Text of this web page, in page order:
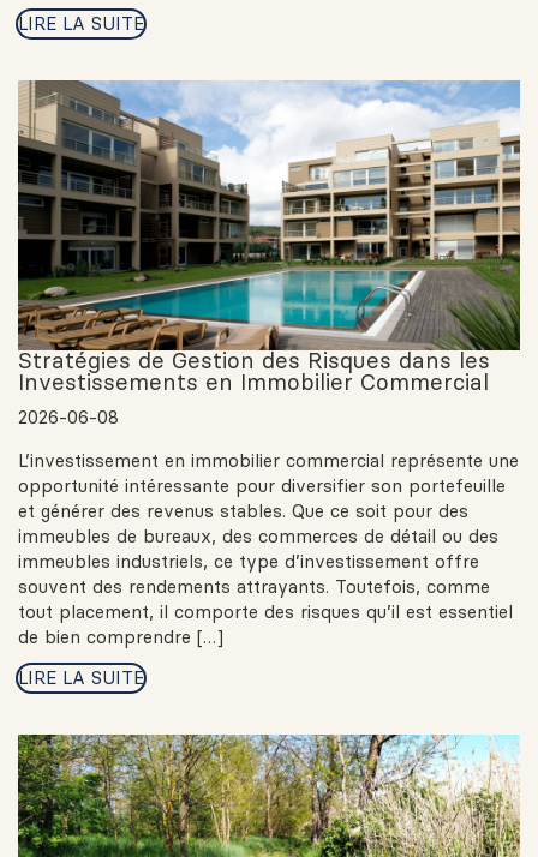
LIRE LA SUITE
Stratégies de Gestion des Risques dans les
Investissements en Immobilier Commercial
2026-06-08
L’investissement en immobilier commercial représente une
opportunité intéressante pour diversifier son portefeuille
et générer des revenus stables. Que ce soit pour des
immeubles de bureaux, des commerces de détail ou des
immeubles industriels, ce type d’investissement offre
souvent des rendements attrayants. Toutefois, comme
tout placement, il comporte des risques qu’il est essentiel
de bien comprendre […]
LIRE LA SUITE